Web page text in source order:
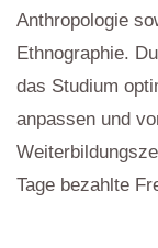
Anthropologie
Ethnographie.
das Studium
anpassen und
Tage bezahlte